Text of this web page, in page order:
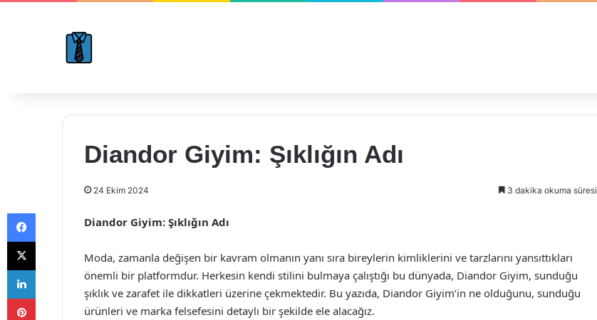
Diandor Giyim: Şıklığın Adı
24 Ekim 2024 3 dakika okuma süresi
Diandor Giyim: Şıklığın Adı
Moda, zamanla değişen bir kavram olmanın yanı sıra bireylerin kimliklerini ve tarzlarını yansıttıkları
önemli bir platformdur. Herkesin kendi stilini bulmaya çalıştığı bu dünyada, Diandor Giyim, sunduğu
şıklık ve zarafet ile dikkatleri üzerine çekmektedir. Bu yazıda, Diandor Giyim’in ne olduğunu, sunduğu
ürünleri ve marka felsefesini detaylı bir şekilde ele alacağız.
Facebook
X
LinkedIn
Pinterest